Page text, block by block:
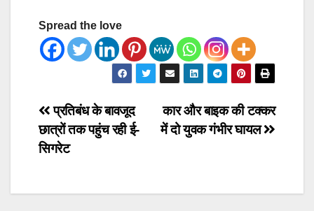
Spread the love
Post
navigation
कार और बाइक की टक्कर
में दो युवक गंभीर घायल
प्रतिबंध के बावजूद
छात्रों तक पहुंच रही ई-
सिगरेट